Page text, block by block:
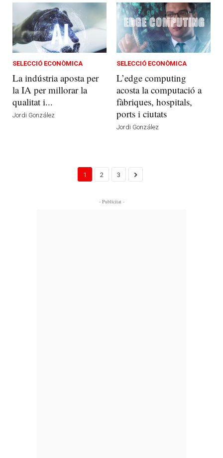
SELECCIÓ ECONÒMICA
La indústria aposta per
la IA per millorar la
qualitat i...
Jordi González
SELECCIÓ ECONÒMICA
L’edge computing
acosta la computació a
fàbriques, hospitals,
ports i ciutats
Jordi González
1 2 3
- Publicitat -